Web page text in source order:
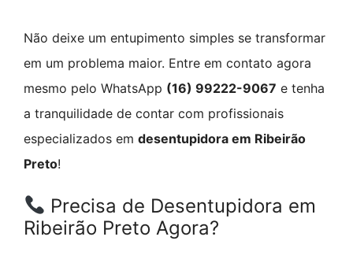
Não deixe um entupimento simples se transformar
em um problema maior. Entre em contato agora
mesmo pelo WhatsApp (16) 99222-9067 e tenha
a tranquilidade de contar com profissionais
especializados em desentupidora em Ribeirão
Preto!
Precisa de Desentupidora em
Ribeirão Preto Agora?